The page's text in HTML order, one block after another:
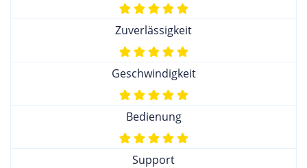
Zuverlässigkeit
Geschwindigkeit
Bedienung
Support